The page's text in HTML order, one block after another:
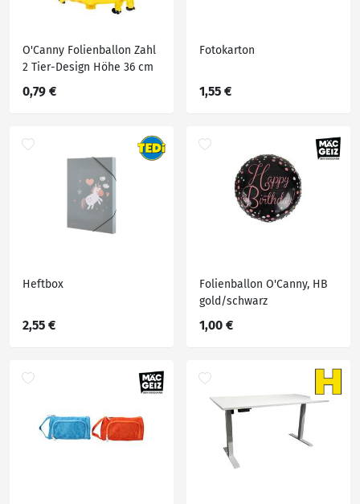
O'Canny Folienballon Zahl
2 Tier-Design Höhe 36 cm
0,79 €
Fotokarton
1,55 €
Heftbox
2,55 €
Folienballon O'Canny, HB
gold/schwarz
1,00 €